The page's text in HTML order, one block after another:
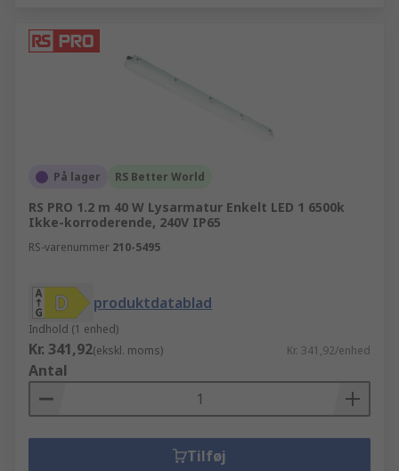
På lager RS Better World
RS PRO 1.2 m 40 W Lysarmatur Enkelt LED 1 6500k
Ikke-korroderende, 240V IP65
RS-varenummer 210-5495
produktdatablad
Indhold (1 enhed)
Kr. 341,92(ekskl. moms) Kr. 341,92/enhed
Antal
Tilføj